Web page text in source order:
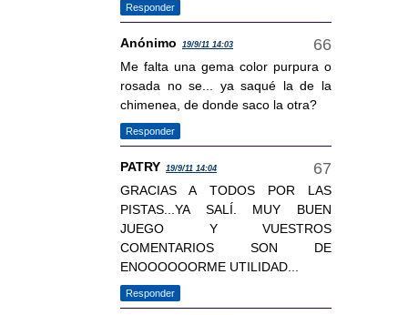
Responder
Anónimo 19/9/11 14:03
Me falta una gema color purpura o
rosada no se... ya saqué la de la
chimenea, de donde saco la otra?
Responder
PATRY 19/9/11 14:04
GRACIAS A TODOS POR LAS
PISTAS...YA SALÍ. MUY BUEN
JUEGO Y VUESTROS
COMENTARIOS SON DE
ENOOOOOORME UTILIDAD...
Responder